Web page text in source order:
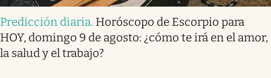
Predicción diaria. Horóscopo de Escorpio para
HOY, domingo 9 de agosto: ¿cómo te irá en el amor,
la salud y el trabajo?